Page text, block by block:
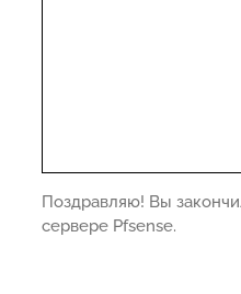
Поздравляю! Вы
сервере Pfsense.